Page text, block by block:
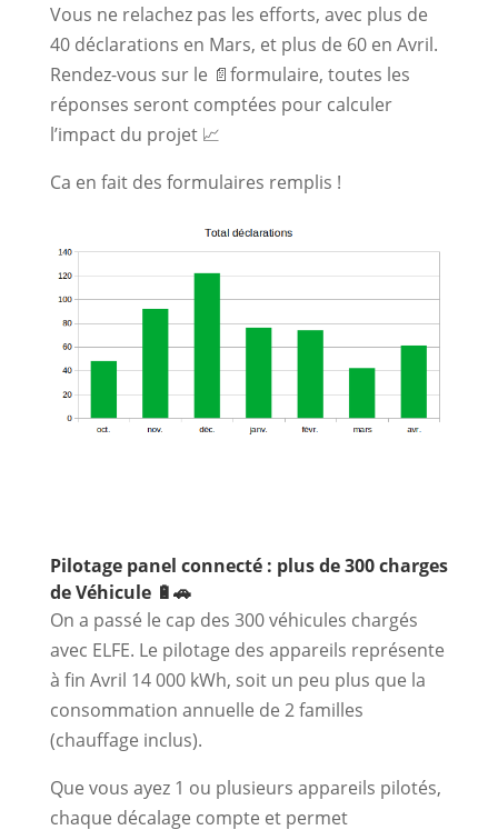
Vous ne relachez pas les efforts, avec plus de
40 déclarations en Mars, et plus de 60 en Avril.
Rendez-vous sur le 📄formulaire, toutes les
réponses seront comptées pour calculer
l’impact du projet 📈
Ca en fait des formulaires remplis !
Pilotage panel connecté : plus de 300 charges
de Véhicule 🔋🚗
On a passé le cap des 300 véhicules chargés
avec ELFE. Le pilotage des appareils représente
à fin Avril 14 000 kWh, soit un peu plus que la
consommation annuelle de 2 familles
(chauffage inclus).
Que vous ayez 1 ou plusieurs appareils pilotés,
chaque décalage compte et permet